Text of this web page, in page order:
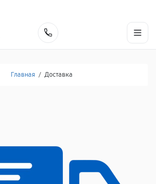
Главная / Доставка